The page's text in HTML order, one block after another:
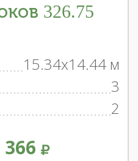
326.75
15.34x14.44 м
3
2